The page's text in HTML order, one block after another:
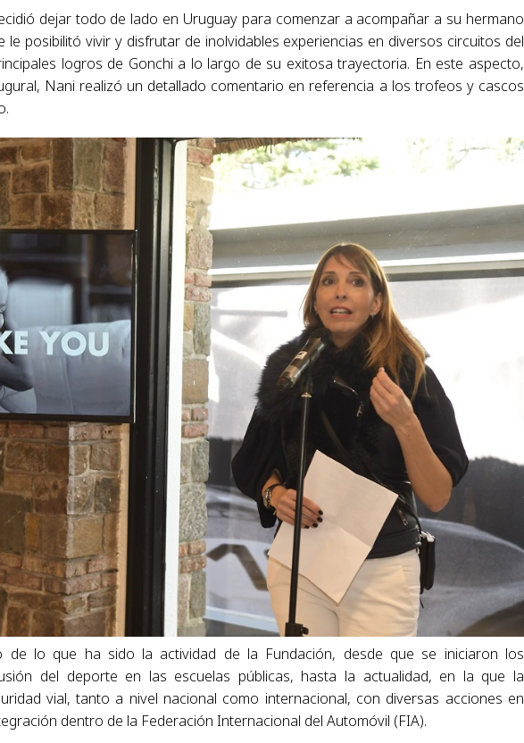
dejar todo de lado en Uruguay para comenzar a acompañar a su hermano
le posibilitó vivir y disfrutar de inolvidables experiencias en diversos circuitos del
logros de Gonchi a lo largo de su exitosa trayectoria. En este aspecto,
Nani realizó un detallado comentario en referencia a los trofeos y cascos
de lo que ha sido la actividad de la Fundación, desde que se iniciaron los
del deporte en las escuelas públicas, hasta la actualidad, en la que la
vial, tanto a nivel nacional como internacional, con diversas acciones en
dentro de la Federación Internacional del Automóvil (FIA).